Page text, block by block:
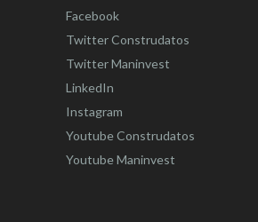
Facebook
Twitter Construdatos
Twitter Maninvest
LinkedIn
Instagram
Youtube Construdatos
Youtube Maninvest